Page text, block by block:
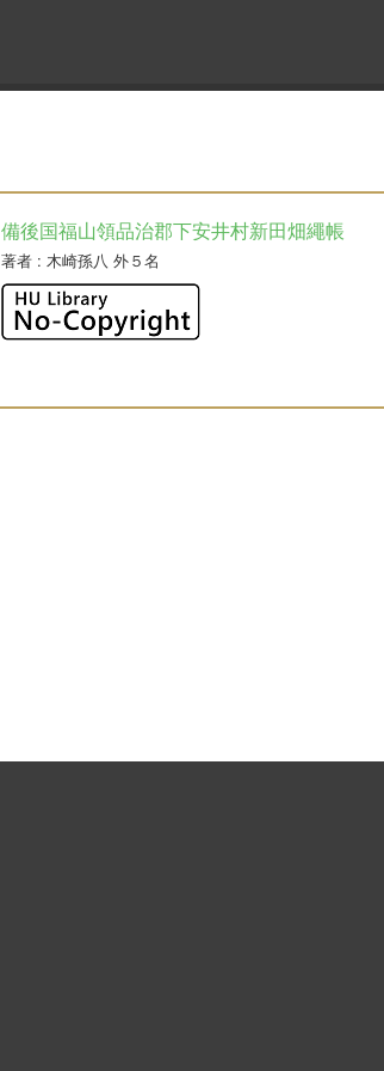
備後国福山領品治郡下安井村新田畑繩帳
著者: 木崎孫八 外５名